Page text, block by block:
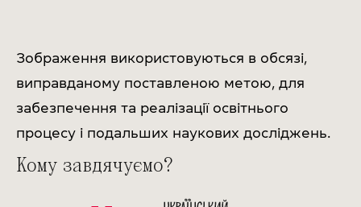
Зображення використовуються в обсязі,
виправданому поставленою метою, для
забезпечення та реалізації освітнього
процесу і подальших наукових досліджень.
Кому завдячуємо?